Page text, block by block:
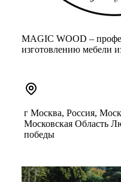
MAGIC WOOD –
изготовлению мебели
г Москва, Россия,
Московская Область
победы